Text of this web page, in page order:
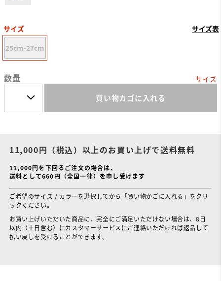
サイズ
サイズ表
25cm-27cm
数量 サイズ
買い物カゴに入れる
11,000円（税込）以上のお買い上げで送料無料
11,000円を下回るご注文の場合は、
送料として660円（全国一律）を申し受けます
ご希望のサイズ / カラーを選択してから「買い物かごに入れる」をクリ
ックください。
お買い上げいただいた商品に、完全にご満足いただけない場合は、8日
以内（土日含む）にカスタマーサービスにご連絡いただければ返品して
払い戻しを受けることができます。